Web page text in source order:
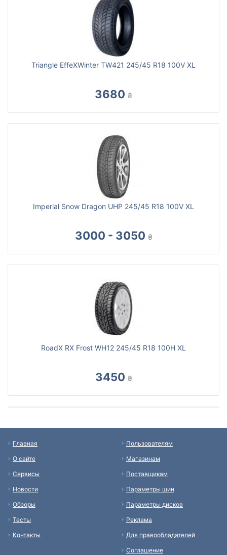
Triangle EffeXWinter TW421 245/45 R18 100V XL
3680 ₴
Imperial Snow Dragon UHP 245/45 R18 100V XL
3000 - 3050 ₴
RoadX RX Frost WH12 245/45 R18 100H XL
3450 ₴
Главная
О сайте
Сервисы
Новости
Обзоры
Тесты
Контакты
Пользователям
Магазинам
Поставщикам
Параметры шин
Параметры дисков
Реклама
Для правообладателей
Соглашение